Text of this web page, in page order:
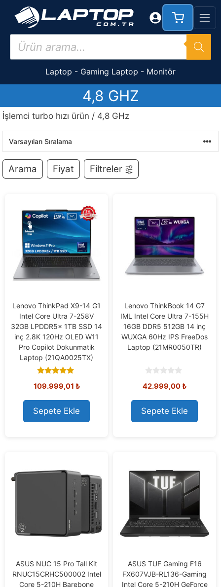
İçeriğe
Products
search
Laptop - Gaming Laptop - Monitör
4,8 GHZ
İşlemci turbo hızı ürün / 4,8 GHz
Arama Fiyat Filtreler
Lenovo ThinkPad X9-14 G1
Intel Core Ultra 7-258V
32GB LPDDR5x 1TB SSD 14
inç 2.8K 120Hz OLED W11
Pro Copilot Dokunmatik
Laptop (21QA0025TX)
out of 5
109.999,01 ₺
Sepete Ekle
Lenovo ThinkBook 14 G7
IML Intel Core Ultra 7-155H
16GB DDR5 512GB 14 inç
WUXGA 60Hz IPS FreeDos
Laptop (21MR0050TR)
o
t
o
f
5
42.999,00₺
Sepete Ekle
ASUS NUC 15 Pro Tall Kit
RNUC15CRHC500002 Intel
Core 5-210H Barebone
ASUS TUF Gaming F16
FX607VJB-RL136-Gaming
Intel Core 5-210H GeForce